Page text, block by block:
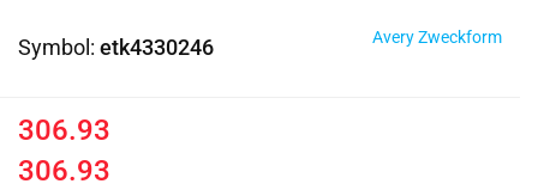
Symbol: etk4330246 Avery Zweckform
306.93
306.93